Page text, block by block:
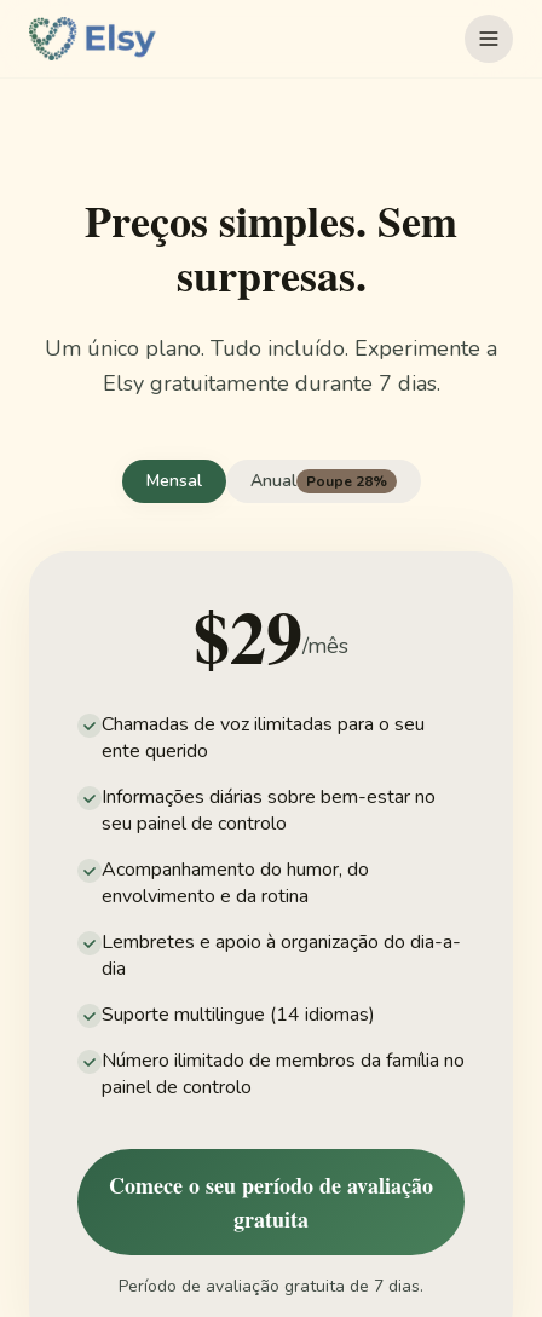
Preços simples. Sem
surpresas.
Um único plano. Tudo incluído. Experimente a
Elsy gratuitamente durante 7 dias.
Mensal Anual Poupe 28%
$29 mês
Chamadas de voz ilimitadas para o seu
ente querido
Informações diárias sobre bem-estar no
seu painel de controlo
Acompanhamento do humor, do
envolvimento e da rotina
Lembretes e apoio à organização do dia-a-
dia
Suporte multilingue (14 idiomas)
Número ilimitado de membros da família no
painel de controlo
Comece o seu período de avaliação
gratuita
Período de avaliação gratuita de 7 dias.